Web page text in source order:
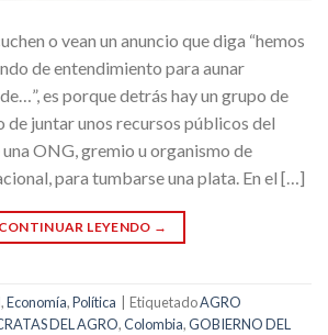
o vean un anuncio que diga “hemos
de entendimiento para aunar
es porque detrás hay un grupo de
juntar unos recursos públicos del
ONG, gremio u organismo de
para tumbarse una plata. En el […]
CONTINUAR LEYENDO →
,Economía,Política EtiquetadoAGRO
DEL AGRO,Colombia,GOBIERNO DEL